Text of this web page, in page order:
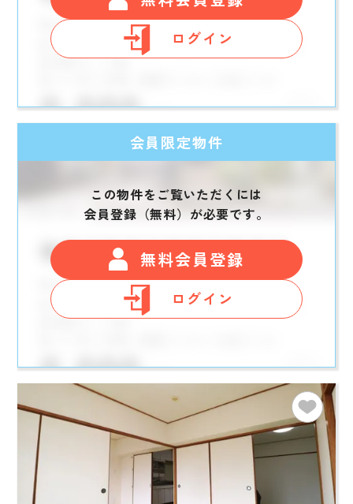
ログイン
会員限定物件
この物件をご覧いただくには
会員登録（無料）が必要です。
無料会員登録
ログイン